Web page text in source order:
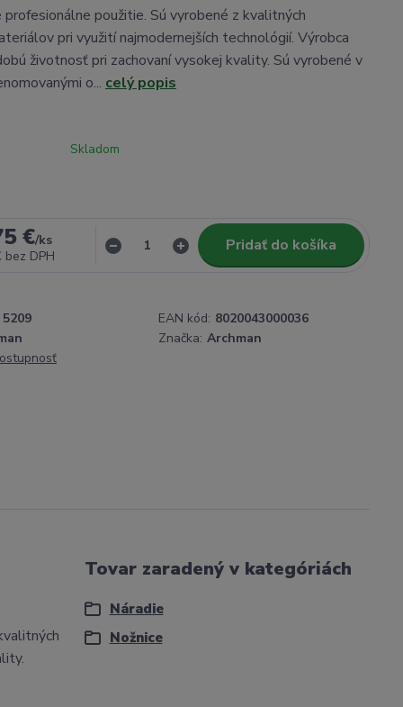
profesionálne použitie. Sú vyrobené z kvalitných
pri využití najmodernejších technológií. Výrobca
životnosť pri zachovaní vysokej kvality. Sú vyrobené v
o... celý popis
Skladom
€/ks
bez DPH
Pridať do košíka
5209 EAN kód: 8020043000036
Značka: Archman
Tovar zaradený v kategóriách
Náradie
Nožnice